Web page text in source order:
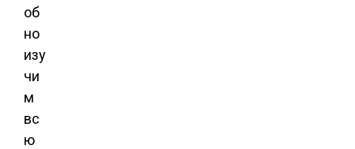
об
но
изу
чи
м
вс
ю